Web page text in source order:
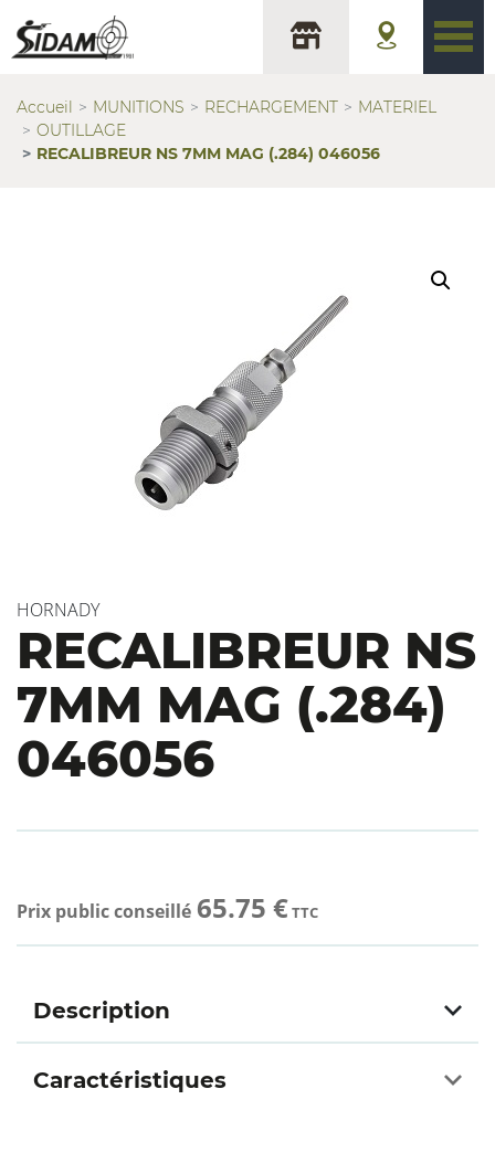
Accueil MUNITIONS RECHARGEMENT
MATERIEL
OUTILLAGE
RECALIBREUR NS 7MM MAG (.284) 046056
HORNADY
RECALIBREUR NS
7MM MAG (.284)
046056
Prix public conseillé 65.75 €TTC
Description
Caractéristiques